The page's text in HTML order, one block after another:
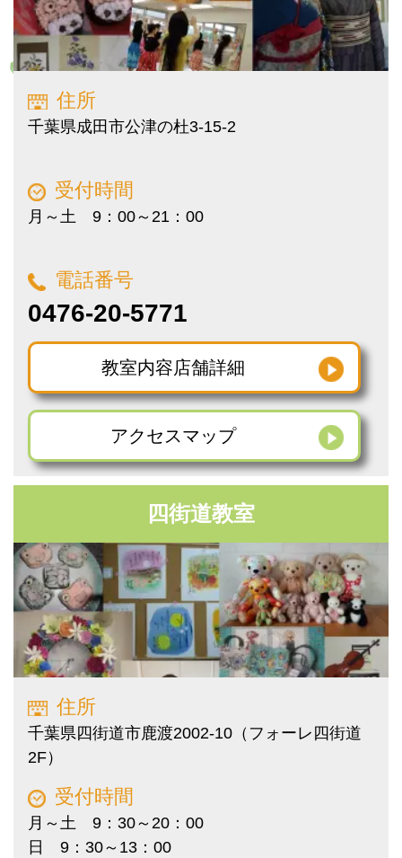
住所
千葉県成田市公津の杜3-15-2
受付時間
月～土 9：00～21：00
電話番号
0476-20-5771
教室内容店舗詳細
アクセスマップ
四街道教室
住所
千葉県四街道市鹿渡2002-10（フォーレ四街道
2F）
受付時間
月～土 9：30～20：00
日 9：30～13：00